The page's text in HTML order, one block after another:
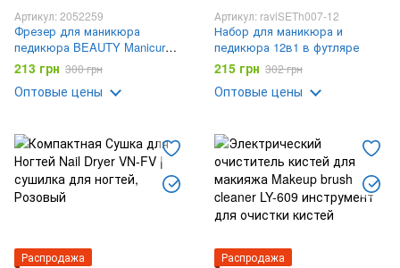
Артикул: 2052259
Фрезер для маникюра
педикюра BEAUTY Manicur
Pedicur Set / Домашний набор
для маникюра и педикюра
213 грн 300 грн
Оптовые цены
Артикул: raviSETh007-12
Набор для маникюра и
педикюра 12в1 в футляре
215 грн 302 грн
Оптовые цены
Распродажа
Распродажа